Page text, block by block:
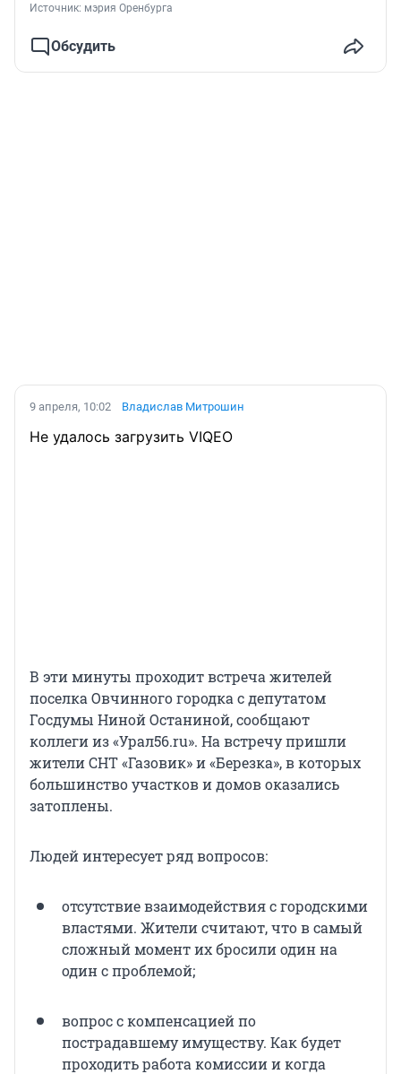
Источник: мэрия Оренбурга
Обсудить
9 апреля, 10:02 Владислав Митрошин
Не удалось загрузить VIQEO
В эти минуты проходит встреча жителей
поселка Овчинного городка с депутатом
Госдумы Ниной Останиной, сообщают
коллеги из «Урал56.ru». На встречу пришли
жители СНТ «Газовик» и «Березка», в которых
большинство участков и домов оказались
затоплены.
Людей интересует ряд вопросов:
отсутствие взаимодействия с городскими
властями. Жители считают, что в самый
сложный момент их бросили один на
один с проблемой;
вопрос с компенсацией по
пострадавшему имуществу. Как будет
проходить работа комиссии и когда